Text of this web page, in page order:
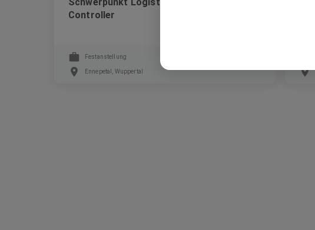
Controller
Festanstellung
Ennepetal, Wuppertal